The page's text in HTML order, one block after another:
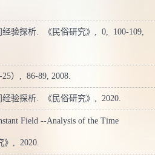
验探析. 《民俗研究》, 0, 100-109,
）, 86-89, 2008.
验探析. 《民俗研究》, 2020.
Field --Analysis of the Time
》, 2020.